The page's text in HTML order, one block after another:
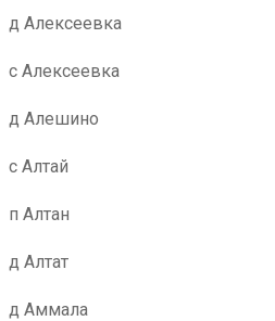
д Алексеевка
с Алексеевка
д Алешино
с Алтай
п Алтан
д Алтат
д Аммала